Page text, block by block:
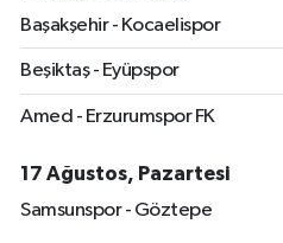
Başakşehir - Kocaelispor
Beşiktaş - Eyüpspor
Amed - Erzurumspor FK
17 Ağustos, Pazartesi
Samsunspor - Göztepe